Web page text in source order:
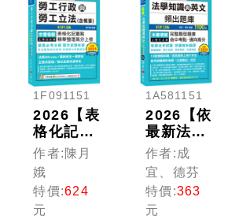
1F091151
2026【表
格化記重
點】勞工
行政與勞
工立法
(含概要)
〔十五
作者:陳月
娥
特價:624
元
1A581151
2026【依
最新法規
修訂題
庫】法學
知識與英
文頻出題
庫〔十三
作者:成
宜、德芬
特價:363
元